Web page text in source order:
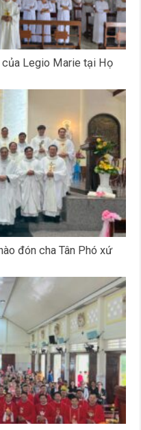
của Legio Marie tại Họ
đón cha Tân Phó xứ